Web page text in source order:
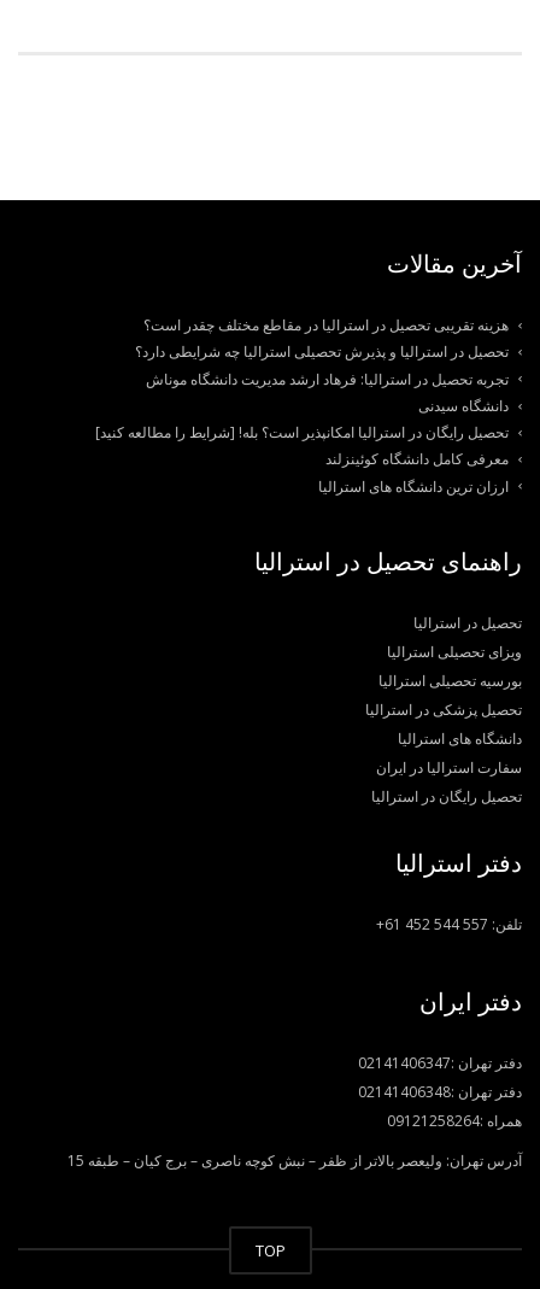
آخرین مقالات
هزینه تقریبی تحصیل در استرالیا در مقاطع مختلف چقدر است؟
تحصیل در استرالیا و پذیرش تحصیلی استرالیا چه شرایطی دارد؟
تجربه تحصیل در استرالیا: فرهاد ارشد مدیریت دانشگاه موناش
دانشگاه سیدنی
تحصیل رایگان در استرالیا امکانپذیر است؟ بله! [شرایط را مطالعه کنید]
معرفی کامل دانشگاه کوئینزلند
ارزان ترین دانشگاه های استرالیا
راهنمای تحصیل در استرالیا
تحصیل در استرالیا
ویزای تحصیلی استرالیا
بورسیه تحصیلی استرالیا
تحصیل پزشکی در استرالیا
دانشگاه های استرالیا
سفارت استرالیا در ایران
تحصیل رایگان در استرالیا
دفتر استرالیا
تلفن: +61 452 544 557
دفتر ایران
دفتر تهران :02141406347
دفتر تهران :02141406348
همراه :09121258264
آدرس تهران: ولیعصر بالاتر از ظفر – نبش کوچه ناصری – برج کیان – طبقه 15
TOP